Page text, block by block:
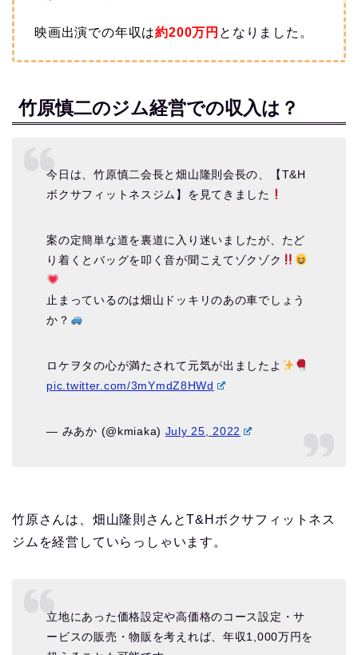
映画出演での年収は約200万円 となりました。
竹原慎二のジム経営での収入は？
今日は、竹原慎二会長と畑山隆則会長の、【T&H
ボクサフィットネスジム】を見てきました
案の定簡単な道を裏道に入り迷いましたが、たど
り着くとバッグを叩く音が聞こえてゾクゾク
止まっているのは畑山ドッキリのあの車でしょう
か？
ロケヲタの心が満たされて元気が出ましたよ
pic.twitter.com/3mYmdZ8HWd
— みあか (@kmiaka) July 25, 2022
竹原さんは、畑山隆則さんとT&Hボクサフィットネス
ジムを経営していらっしゃいます。
立地にあった価格設定や高価格のコース設定・サ
ービスの販売・物販を考えれば、年収1,000万円を